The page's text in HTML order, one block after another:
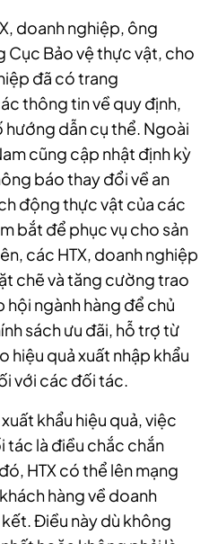
doanh nghiệp, ông
Cục Bảo vệ thực vật, cho
đã có trang
thông tin về quy định,
dẫn cụ thể. Ngoài
cũng cập nhật định kỳ
báo thay đổi về an
động thực vật của các
bắt để phục vụ cho sản
các HTX, doanh nghiệp
chẽ và tăng cường trao
ngành hàng để chủ
sách ưu đãi, hỗ trợ từ
hiệu quả xuất nhập khẩu
với các đối tác.
khẩu hiệu quả, việc
tác là điều chắc chắn
HTX có thể lên mạng
hàng về doanh
Điều này dù không